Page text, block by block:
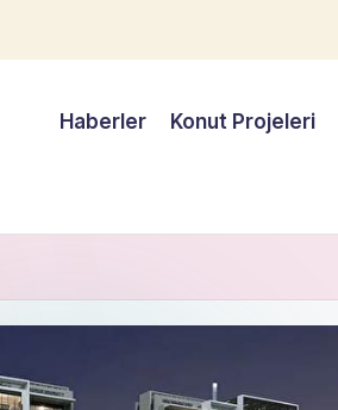
Haberler Konut Projeleri